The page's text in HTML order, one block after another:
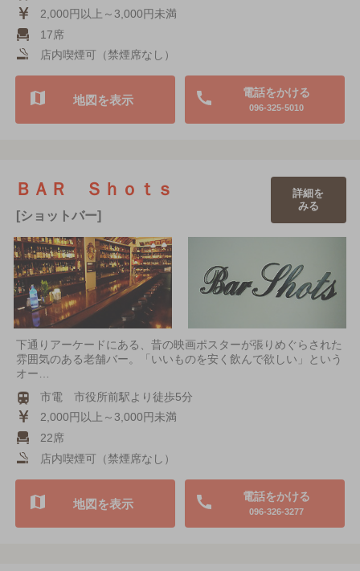
2,000円以上～3,000円未満
17席
店内喫煙可（禁煙席なし）
電話をかける
096-325-5010
地図を表示
ＢＡＲ Ｓｈｏｔｓ
[ショットバー]
詳細を
みる
下通りアーケードにある、昔の映画ポスターが張りめぐらされた
雰囲気のある老舗バー。「いいものを安く飲んで欲しい」という
オー…
市電 市役所前駅より徒歩5分
2,000円以上～3,000円未満
22席
店内喫煙可（禁煙席なし）
電話をかける
096-326-3277
地図を表示